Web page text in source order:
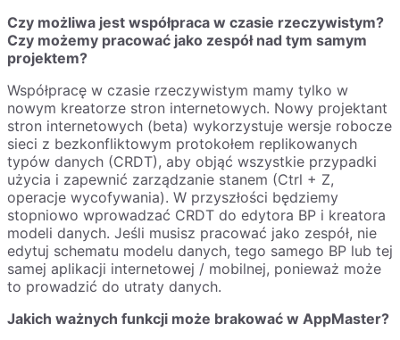
Czy możliwa jest współpraca w czasie rzeczywistym?
Czy możemy pracować jako zespół nad tym samym
projektem?
Współpracę w czasie rzeczywistym mamy tylko w
nowym kreatorze stron internetowych. Nowy projektant
stron internetowych (beta) wykorzystuje wersje robocze
sieci z bezkonfliktowym protokołem replikowanych
typów danych (CRDT), aby objąć wszystkie przypadki
użycia i zapewnić zarządzanie stanem (Ctrl + Z,
operacje wycofywania). W przyszłości będziemy
stopniowo wprowadzać CRDT do edytora BP i kreatora
modeli danych. Jeśli musisz pracować jako zespół, nie
edytuj schematu modelu danych, tego samego BP lub tej
samej aplikacji internetowej / mobilnej, ponieważ może
to prowadzić do utraty danych.
Jakich ważnych funkcji może brakować w AppMaster?